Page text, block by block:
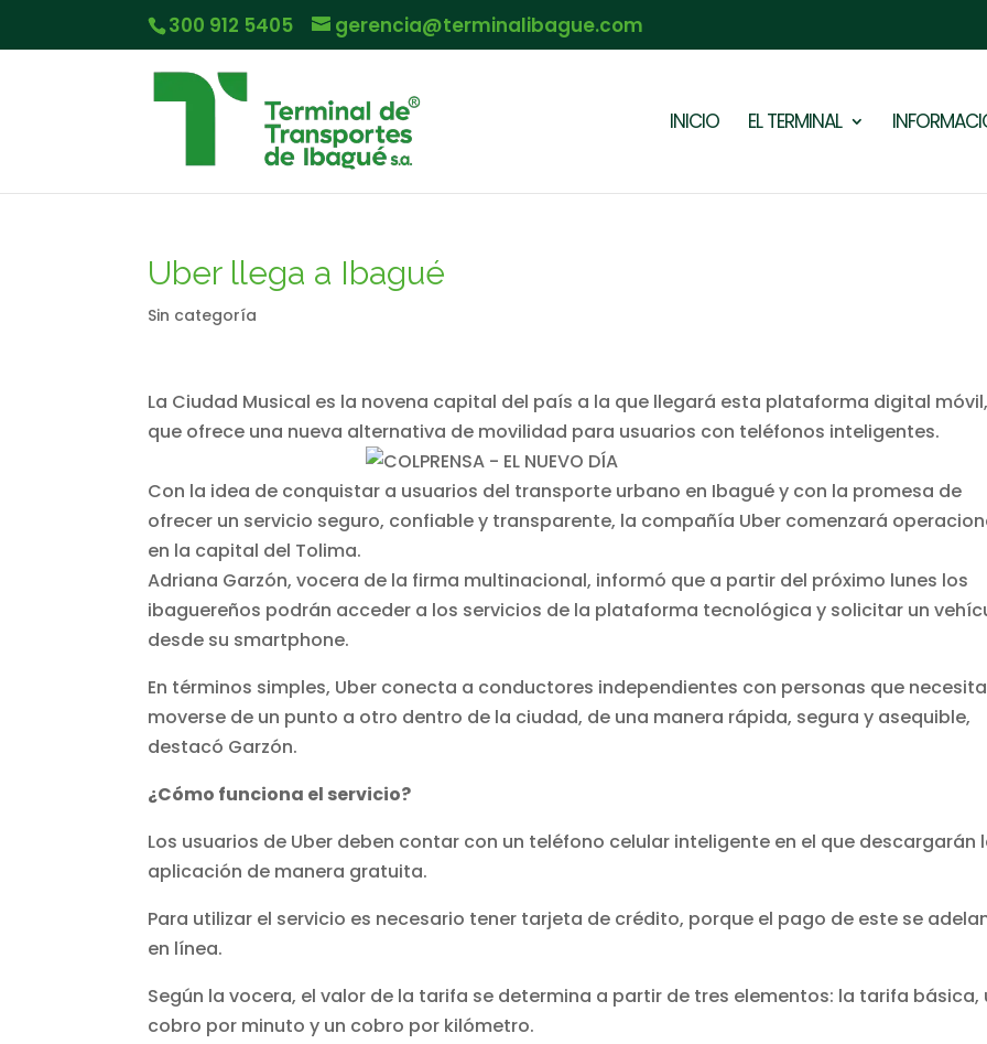
300 912 5405 gerencia@terminalibague.com
INICIO EL TERMINAL
Uber llega a Ibagué
Sin categoría
La Ciudad Musical es la novena capital del país a la que llegará esta plataforma digital
que ofrece una nueva alternativa de movilidad para usuarios con teléfonos inteligentes.
Con la idea de conquistar a usuarios del transporte urbano en Ibagué y con la promesa de
ofrecer un servicio seguro, confiable y transparente, la compañía Uber comenzará
en la capital del Tolima.
Adriana Garzón, vocera de la firma multinacional, informó que a partir del próximo lunes los
ibaguereños podrán acceder a los servicios de la plataforma tecnológica y solicitar un
desde su smartphone.
En términos simples, Uber conecta a conductores independientes con personas que
moverse de un punto a otro dentro de la ciudad, de una manera rápida, segura y asequible,
destacó Garzón.
¿Cómo funciona el servicio?
Los usuarios de Uber deben contar con un teléfono celular inteligente en el que descargarán
aplicación de manera gratuita.
Para utilizar el servicio es necesario tener tarjeta de crédito, porque el pago de este se
en línea.
Según la vocera, el valor de la tarifa se determina a partir de tres elementos: la tarifa básica,
cobro por minuto y un cobro por kilómetro.